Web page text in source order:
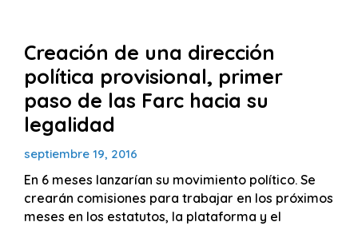
Creación de una dirección
política provisional, primer
paso de las Farc hacia su
legalidad
septiembre 19, 2016
En 6 meses lanzarían su movimiento político. Se
crearán comisiones para trabajar en los próximos
meses en los estatutos, la plataforma y el